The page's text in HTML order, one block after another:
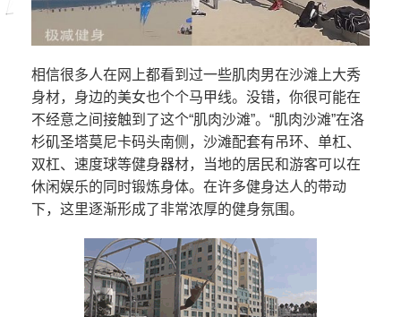
相信很多人在网上都看到过一些肌肉男在沙滩上大秀
身材，身边的美女也个个马甲线。没错，你很可能在
不经意之间接触到了这个“肌肉沙滩”。“肌肉沙滩”在洛
杉矶圣塔莫尼卡码头南侧，沙滩配套有吊环、单杠、
双杠、速度球等健身器材，当地的居民和游客可以在
休闲娱乐的同时锻炼身体。在许多健身达人的带动
下，这里逐渐形成了非常浓厚的健身氛围。